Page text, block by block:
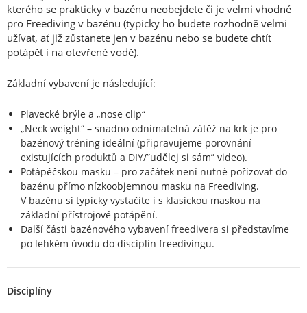
kterého se prakticky v bazénu neobejdete či je velmi vhodné
pro Freediving v bazénu (typicky ho budete rozhodně velmi
užívat, ať již zůstanete jen v bazénu nebo se budete chtít
potápět i na otevřené vodě).
Základní vybavení je následující:
Plavecké brýle a „nose clip“
„Neck weight“ – snadno odnímatelná zátěž na krk je pro
bazénový tréning ideální (připravujeme porovnání
existujících produktů a DIY/”udělej si sám” video).
Potápěčskou masku – pro začátek není nutné pořizovat do
bazénu přímo nízkoobjemnou masku na Freediving.
V bazénu si typicky vystačíte i s klasickou maskou na
základní přístrojové potápění.
Další části bazénového vybavení freedivera si představíme
po lehkém úvodu do disciplín freedivingu.
Disciplíny